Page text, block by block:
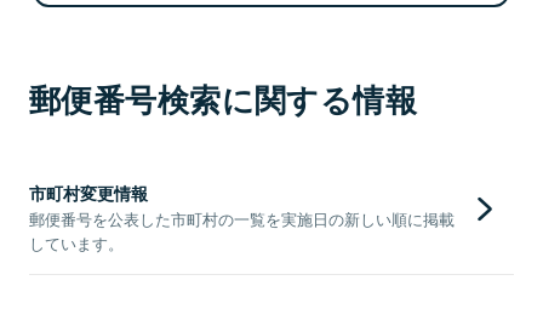
郵便番号検索に関する情報
市町村変更情報
郵便番号を公表した市町村の一覧を実施日の新しい順に掲載
しています。